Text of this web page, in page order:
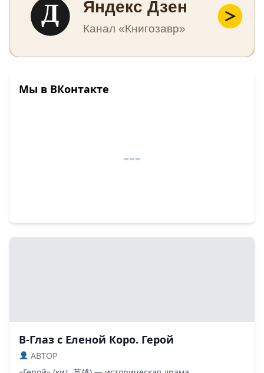
В-Глаз с Еленой Коро. Герой
ABTOP
Д Яндекс Дзен
Канал «Книгозавр»
Мы в ВКонтакте